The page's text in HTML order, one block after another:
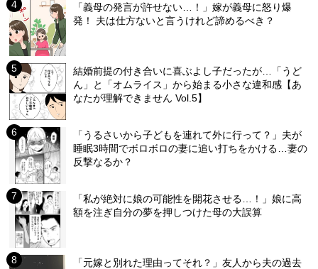
「義母の発言が許せない…！」嫁が義母に怒り爆
発！ 夫は仕方ないと言うけれど諦めるべき？
結婚前提の付き合いに喜ぶよし子だったが…「うど
ん」と「オムライス」から始まる小さな違和感【あ
なたが理解できません Vol.5】
「うるさいから子どもを連れて外に行って？」夫が
睡眠3時間でボロボロの妻に追い打ちをかける…妻の
反撃なるか？
「私が絶対に娘の可能性を開花させる…！」娘に高
額を注ぎ自分の夢を押しつけた母の大誤算
「元嫁と別れた理由ってそれ？」友人から夫の過去